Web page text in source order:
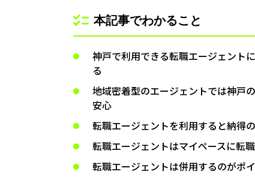
神戸（兵庫県）の転職エージェン
【まとめ】
本記事でわかること
神戸で利用できる転職エージェント
る
地域密着型のエージェントでは神戸
安心
転職エージェントを利用すると納得
転職エージェントはマイペースに転
転職エージェントは併用するのがポ